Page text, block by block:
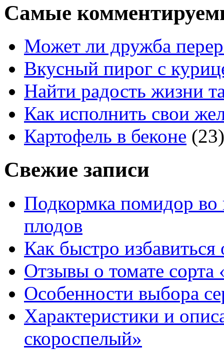
Самые
Может ли дружба
Вкусный пирог с
Найти радость жизни
Как исполнить свои
Картофель в беконе (23)
Свежие записи
Подкормка помидор во
плодов
Как быстро избавиться
Отзывы о томате сорта
Особенности выбора
Характеристики и
скороспелый»